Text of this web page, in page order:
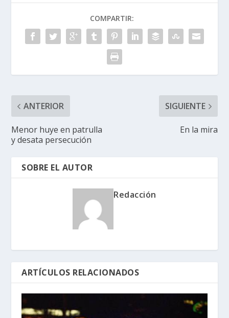
COMPARTIR:
ANTERIOR
Menor huye en patrulla
y desata persecución
SIGUIENTE
En la mira
SOBRE EL AUTOR
Redacción
ARTÍCULOS RELACIONADOS